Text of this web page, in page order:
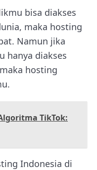
bisa diakses
maka hosting
Namun jika
hanya diakses
hosting
TikTok:
Indonesia di